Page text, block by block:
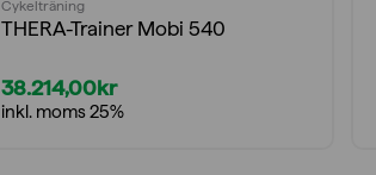
Cykelträning
THERA-Trainer Mobi 540
38.214,00kr
inkl. moms 25%